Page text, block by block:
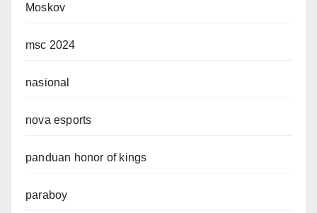
Moskov
msc 2024
nasional
nova esports
panduan honor of kings
paraboy